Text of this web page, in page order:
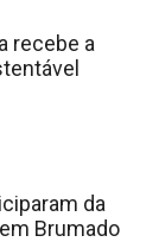
recebe a
da
Brumado